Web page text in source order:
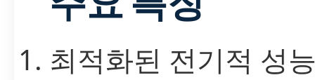
최적화된 전기적 성